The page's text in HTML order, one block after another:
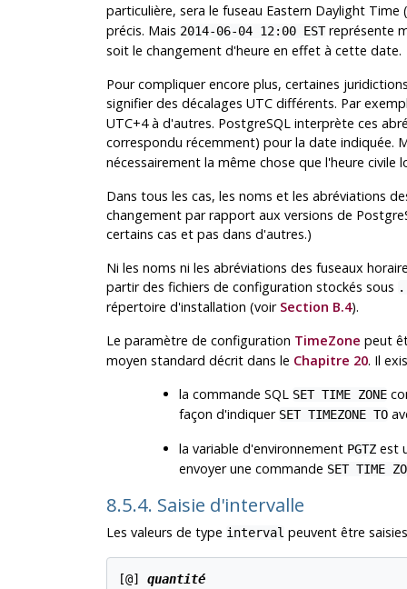
particulière, sera le fuseau Eastern Daylight Time
précis. Mais 2014-06-04 12:00 ESTreprésente
soit le changement d'heure en effet à cette date.
Pour compliquer encore plus, certaines
signifier des décalages UTC différents. Par
UTC+4 à d'autres. PostgreSQLinterprète ces
correspondu récemment) pour la date indiquée.
nécessairement la même chose que l'heure civile
Dans tous les cas, les noms et les abréviations
changement par rapport aux versions de
certains cas et pas dans d'autres.)
Ni les noms ni les abréviations des fuseaux
partir des fichiers de configuration stockés sous
répertoire d'installation (voir Section B.4).
Le paramètre de configuration TimeZone peut
moyen standard décrit dans le Chapitre 20. Il
la commande SQL SET TIME ZONE
façon d'indiquer SET TIMEZONE TO
la variable d'environnement PGTZest
envoyer une commande SET TIME
8.5.4. Saisie d'intervalle
Les valeurs de type interval peuvent être
[@] quantité